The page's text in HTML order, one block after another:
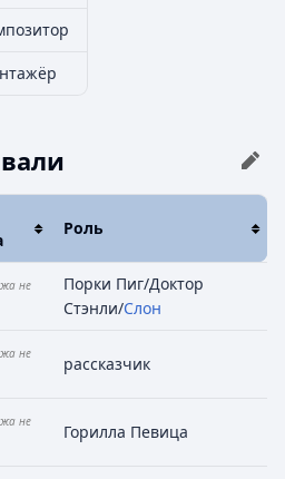
Роль
не
Порки Пиг/Доктор
Стэнли/Слон
не
рассказчик
не
Горилла Певица